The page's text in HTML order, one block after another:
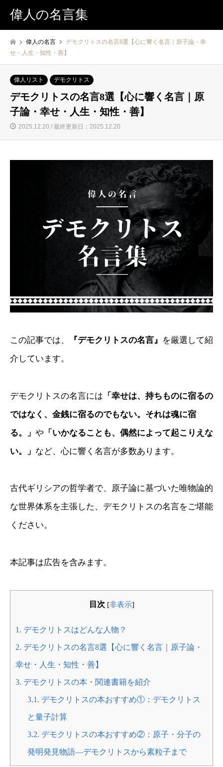
偉人の名言集
偉人の名言
デモクリトスの名言8選【心に響く名言｜原子論・幸
せ・人生・知性・善】
偉人リスト デモクリトス
デモクリトスの名言8選【心に響く名言｜原
子論・幸せ・人生・知性・善】
2025.12.20 / 最終更新日：2025.12.20
この記事では、 『デモクリトスの名言』 を厳選して紹
介しています。
デモクリトスの名言には 「幸せは、持ちものに宿るの
ではなく、金銭に宿るのでもない。それは魂に宿
る。」 や 「いかなることも、偶然によって起こりえな
い。」 など、心に響く名言が多数あります。
古代ギリシアの哲学者で、原子論に基づいた唯物論的
な世界体系を主張した、デモクリトスの名言をご堪能
ください。
本記事は広告を含みます。
目次 [非表示]
1. デモクリトスはどんな人物？
2. デモクリトスの名言8選【心に響く名言｜原子論・
幸せ・人生・知性・善】
3. デモクリトスの本・関連書籍を紹介
3.1. デモクリトスの本おすすめ①：デモクリトス
と量子計算
3.2. デモクリトスの本おすすめ②：原子・分子の
発明発見物語―デモクリトスから素粒子まで